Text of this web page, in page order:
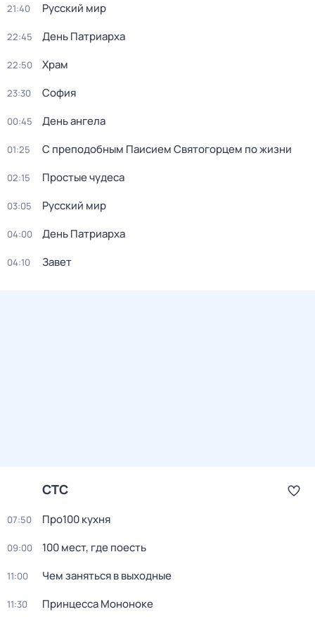
21:40 Русский мир
22:45 День Патриарха
22:50 Храм
23:30 София
00:45 День ангела
01:25 С преподобным Паисием Святогорцем по жизни
02:15 Простые чудеса
03:05 Русский мир
04:00 День Патриарха
04:10 Завет
СТС
07:50 Про100 кухня
09:00 100 мест, где поесть
11:00 Чем заняться в выходные
11:30 Принцeссa Мононоке